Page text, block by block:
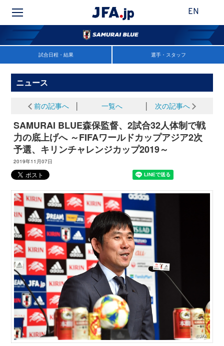
EN
試合日程・結果 選手・スタッフ
ニュース
前の記事へ 一覧へ 次の記事へ
SAMURAI BLUE森保監督、2試合32人体制で戦
力の底上げへ ～FIFAワールドカップアジア2次
予選、キリンチャレンジカップ2019～
2019年11月07日